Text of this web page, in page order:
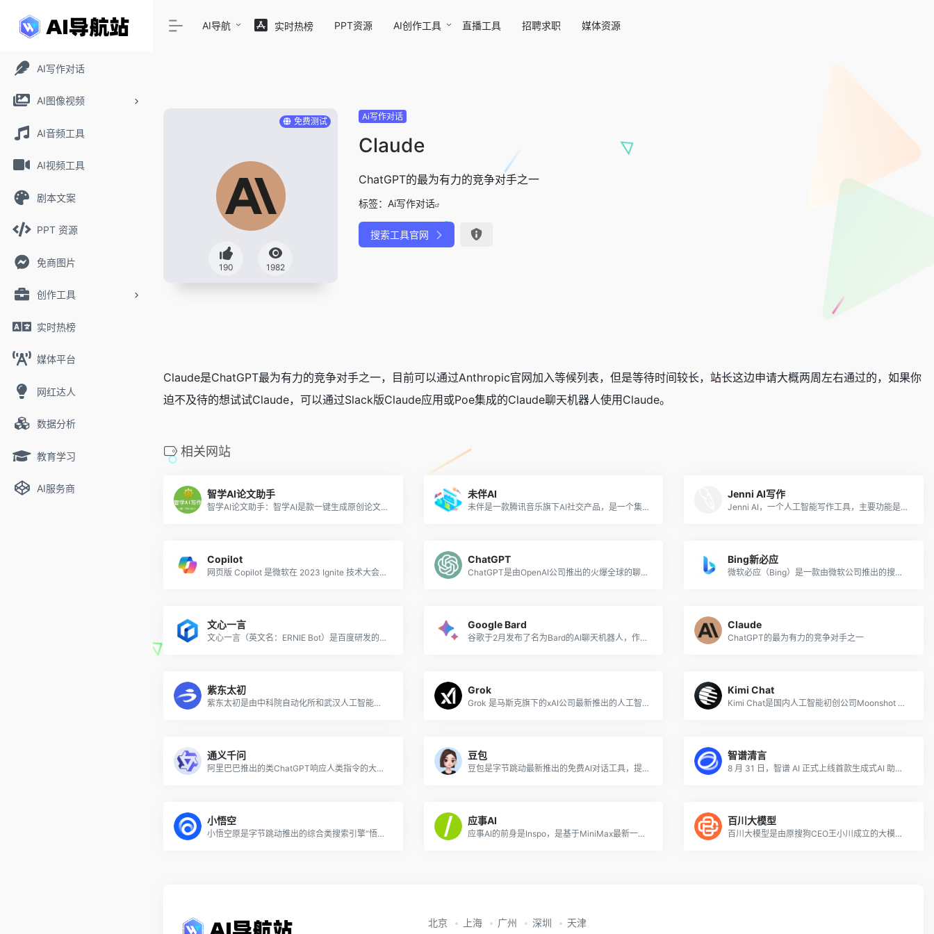
AI写作对话
AI图像视频
AI音频工具
AI视频工具
剧本文案
PPT 资源
免商图片
创作工具
实时热榜
媒体平台
网红达人
数据分析
教育学习
AI服务商
AI导航 实时热榜 PPT资源 AI创作工具 直播工具 招聘求职 媒体资源
免费测试
190 1982
Ai写作对话
Claude
ChatGPT的最为有力的竞争对手之一
标签： Ai写作对话
搜索工具官网
Claude是ChatGPT最为有力的竞争对手之一，目前可以通过Anthropic官网加入等候列表，但是等待时间较长，站长这边申请大概两周左右通过的，如果你
迫不及待的想试试Claude，可以通过Slack版Claude应用或Poe集成的Claude聊天机器人使用Claude。
相关网站
智学AI论文助手
智学AI论文助手：智学AI是款一键生成原创论文的一站式论文服务网站。致力于解决论文写作过程中的各种问题。
未伴AI
未伴是一款腾讯音乐旗下AI社交产品，是一个集 AI陪聊、AI伴侣写真等多个功能于一体的 AI 聊天产品
Jenni AI写作
Jenni AI，一个人工智能写作工具，主要功能是论文写作。
Copilot
网页版 Copilot 是微软在 2023 Ignite 技术大会上最新推出的在线使用 Microsoft Copilot 助手和聊天机器人的版本，不再只限定在微软的Skype、Bing或其他软件应用中才能体验，以便于电脑桌面端用户直接在浏览器中体验 Copilot 的 AI 聊天服务。
ChatGPT
ChatGPT是由OpenAI公司推出的火爆全球的聊天对话机器人，该AI聊天对话工具建立在OpenAI开发的GPT-4语言模型上，它可以执行各种自然语言处理（NPL）任务，如总结、分类、提问和回答，以及类似人类反应的错误纠正。
Bing新必应
微软必应（Bing）是一款由微软公司推出的搜索引擎应用，能够为用户提供快速、准确的搜索体验。New Bing（新必应）采用 Open AI 的 GPT-4 大语言模型技术驱动，为用户提供对话生成式的全新搜索体验。与旧版必应相比，新版必应更加智能化和人性化，采用了先进的自然语言处理和机器学习技术，能够更好地理解用户的搜索意图和需求，并返回更加方便、准确、相关的结果。
文心一言
文心一言（英文名：ERNIE Bot）是百度研发的知识增强大语言模型，能够与人对话互动，回答问题，协助创作，高效便捷地帮助人们获取信息、知识和灵感。文心一言基于飞桨深度学习平台和文心知识增强大模型，持续从海量数据和大规模知识中融合学习，具备知识增强、检索增强和对话增强的技术特色。
Google Bard
谷歌于2月发布了名为Bard的AI聊天机器人，作为ChatGPT的对手，旨在模拟与人类的对话，并结合使用自然语言处理和机器学习来对你可能提出的问题提供真实而有用的回答。
Claude
ChatGPT的最为有力的竞争对手之一
紫东太初
紫东太初是由中科院自动化所和武汉人工智能研究院联合推出的一个全模态大模型，它是在千亿参数多模态大模型“紫东太初1.0”基础上升级打造的2.0版本。紫东太初大模型支持多轮问答、文本创作、图像生成、3D理解、信号分析等全面问答任务，具有强大的认知、理解、创作能力，能够带来全新的互动体验。
Grok
Grok 是马斯克旗下的xAI公司最新推出的人工智能助手，一个与 ChatGPT 类似的聊天机器人，关键的区别之处在于 Grok 可以实时访问 ??（原Twitter）数据，可以为用户提供最新且独特的信息。
Kimi Chat
Kimi Chat是国内人工智能初创公司Moonshot AI（月之暗面）推出的智能对话助手，支持输入长达20万汉字的上下文。Kimi Chat擅长中文和英文的对话，可以帮助用户解决各类生活和工作中的问题、提供实用的信息和参考建议。
通义千问
阿里巴巴推出的类ChatGPT响应人类指令的大模型，已免费开放
豆包
豆包是字节跳动最新推出的免费AI对话工具，提供网页端、iOS和Android端应用程序，可使用手机号和抖音账号登录。据悉，豆包 APP 也就是此前字节内部代号为“Grace”的 AI 对话项目，用户可访问官网免费注册体验。目前测试期的豆包还存在局限，生成的内容也可能不准确。
智谱清言
8 月 31 日，智谱 AI 正式上线首款生成式AI 助手?——?「智谱清言」。该助手基于智谱 AI 自主研发的中英双语对话模型 ChatGLM2，经过万亿字符的文本与代码预训练，并采用有监督微调技术，以通用对话的形式为用户提供智能化服务。
小悟空
小悟空原是字节跳动推出的综合类搜索引擎“悟空搜索”，现已更名并转型为 AI 对话助手和个人助理。通过与小悟空对话，可以看出其内核是与字节此前推出的 豆包 AI聊天机器人同款，但相比豆包提供了更多开箱即用的预设工具，支持智能对话和多种内容创作功能。
应事AI
应事AI的前身是Inspo，是基于MiniMax最新一代中文大语言模型的AI聊天机器人，已通过备案并向社会开放。应事是您值得信赖的AI智能助理，可帮助高效写作、激发灵感、获取知识、做出决策。
百川大模型
百川大模型是由原搜狗CEO王小川成立的大模型公司百川智能创造的大语言模型，可以和人类进行自然交流、解答问题、协助创作，帮助大众轻松、普惠的获得世界知识和专业服务。目前，百川大模型已获批向全社会开放服务，用户可访问其官网体验其在线AI对话功能。
北京 上海 广州 深圳 天津